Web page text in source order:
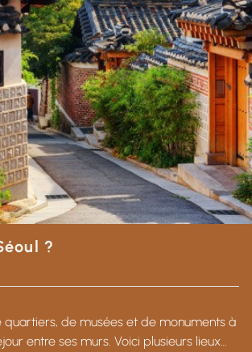
?
quartiers, de musées et de monuments à
entre ses murs. Voici plusieurs lieux